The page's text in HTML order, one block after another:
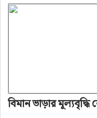
বিমান ভাড়ার